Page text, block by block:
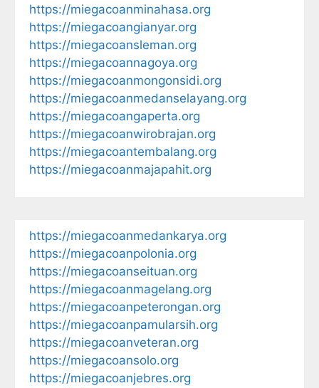
https://miegacoanminahasa.org
https://miegacoangianyar.org
https://miegacoansleman.org
https://miegacoannagoya.org
https://miegacoanmongonsidi.org
https://miegacoanmedanselayang.org
https://miegacoangaperta.org
https://miegacoanwirobrajan.org
https://miegacoantembalang.org
https://miegacoanmajapahit.org
https://miegacoanmedankarya.org
https://miegacoanpolonia.org
https://miegacoanseituan.org
https://miegacoanmagelang.org
https://miegacoanpeterongan.org
https://miegacoanpamularsih.org
https://miegacoanveteran.org
https://miegacoansolo.org
https://miegacoanjebres.org